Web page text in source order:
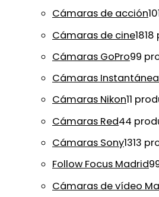
Cámaras de acción10
Cámaras de cine18
Cámaras GoPro99
Cámaras
Cámaras Nikon11
Cámaras Red44
Cámaras Sony1313
Follow Focus Madrid9
Cámaras de vídeo